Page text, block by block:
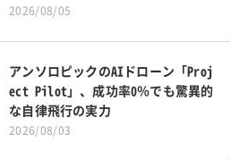
2026/08/05
アンソロピックのAIドローン「Proj
ect Pilot」、成功率0％でも驚異的
な自律飛行の実力
2026/08/03